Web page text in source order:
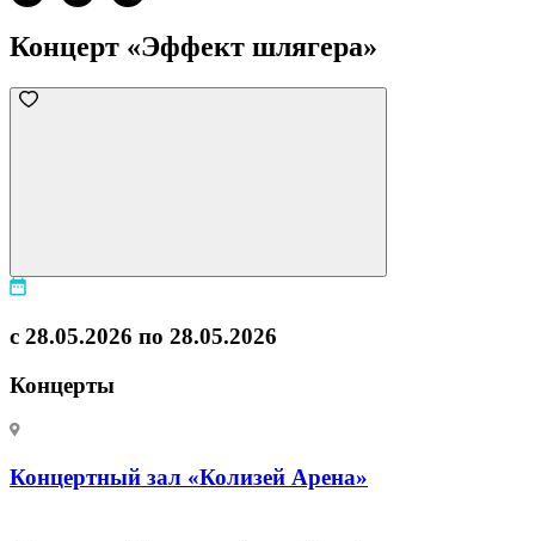
Концерт «Эффект шлягера»
с 28.05.2026 по 28.05.2026
Концерты
Концертный зал «Колизей Арена»